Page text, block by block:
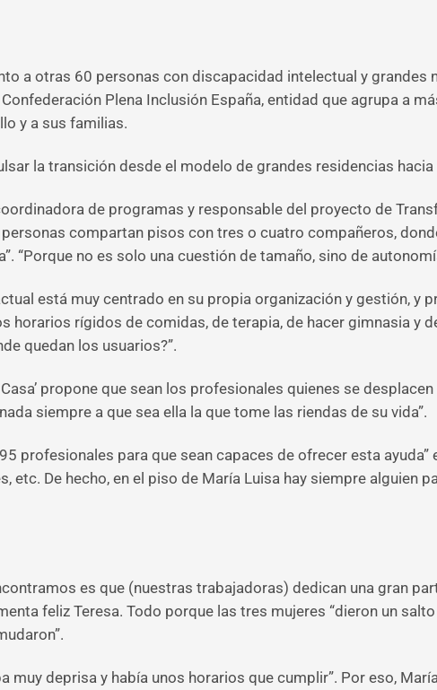
a otras 60 personas con discapacidad intelectual y grandes
Confederación Plena Inclusión España, entidad que agrupa a
y a sus familias.
la transición desde el modelo de grandes residencias
de programas y responsable del proyecto de
compartan pisos con tres o cuatro compañeros,
“Porque no es solo una cuestión de tamaño, sino de
está muy centrado en su propia organización y gestión, y
horarios rígidos de comidas, de terapia, de hacer gimnasia y
quedan los usuarios?”.
propone que sean los profesionales quienes se
siempre a que sea ella la que tome las riendas de su vida”.
profesionales para que sean capaces de ofrecer esta
etc. De hecho, en el piso de María Luisa hay siempre alguien
es que (nuestras trabajadoras) dedican una gran
feliz Teresa. Todo porque las tres mujeres “dieron un
muy deprisa y había unos horarios que cumplir”. Por eso,